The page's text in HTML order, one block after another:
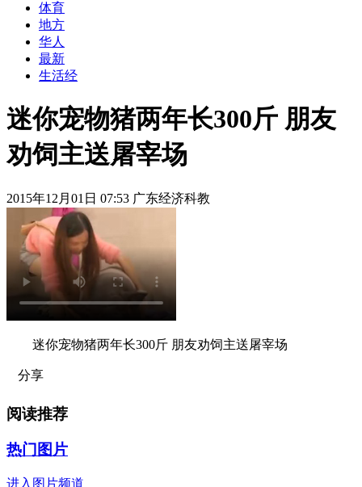
体育
地方
华人
最新
生活经
迷你宠物猪两年长300斤 朋友
劝饲主送屠宰场
2015年12月01日 07:53 广东经济科教
迷你宠物猪两年长300斤 朋友劝饲主送屠宰场
分享
阅读推荐
热门图片
进入图片频道